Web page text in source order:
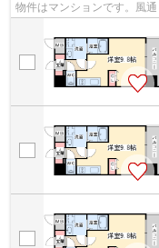
物件はマンションです。風